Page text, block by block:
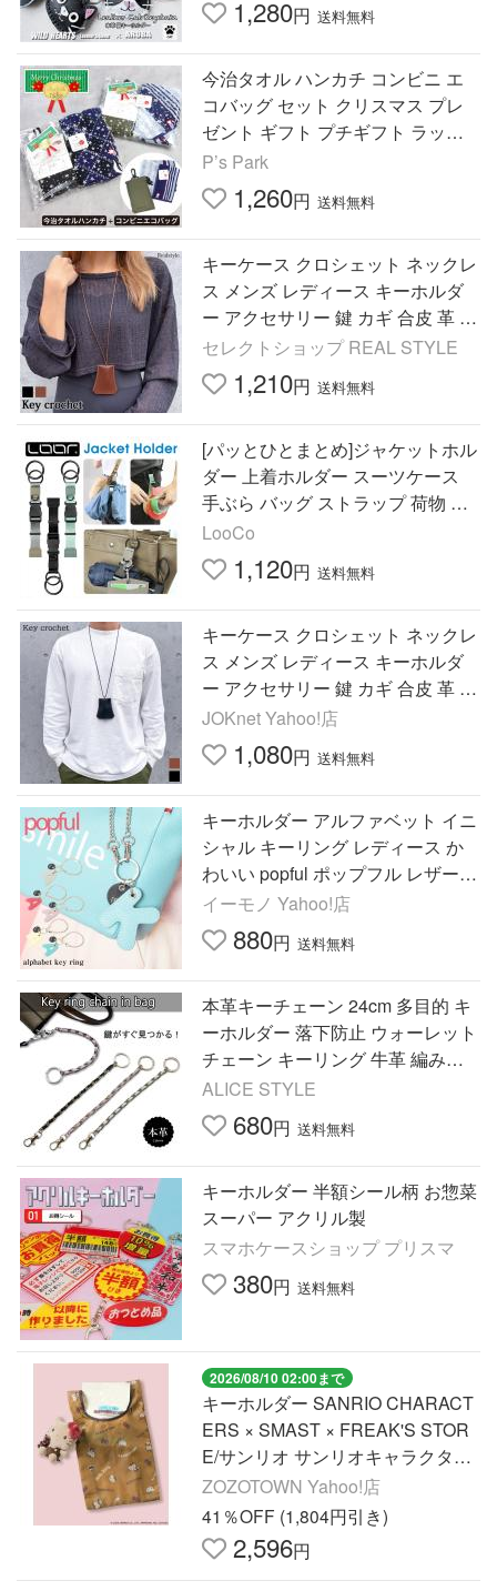
1,280円 送料無料
今治タオル ハンカチ コンビニ エ
コバッグ セット クリスマス プレ
ゼント ギフト プチギフト ラッピ
ング無料 パーティー イベント レ
ディース メンズ
P’s Park
1,260円 送料無料
キーケース クロシェット ネックレ
ス メンズ レディース キーホルダ
ー アクセサリー 鍵 カギ 合皮 革 フ
ェイクレザー チャーム おしゃれ
セレクトショップ REAL STYLE
1,210円 送料無料
[パッとひとまとめ]ジャケットホル
ダー 上着ホルダー スーツケース
手ぶら バッグ ストラップ 荷物 ひ
とまとめ マフラー ストール お土
産 タオル スーツケース
LooCo
1,120円 送料無料
キーケース クロシェット ネックレ
ス メンズ レディース キーホルダ
ー アクセサリー 鍵 カギ 合皮 革 フ
ェイクレザー チャーム おしゃれ
JOKnet Yahoo!店
1,080円 送料無料
キーホルダー アルファベット イニ
シャル キーリング レディース か
わいい popful ポップフル レザー
本革 LWG 母の日 ギフト プレゼン
ト Tポイント消化
イーモノ Yahoo!店
880円 送料無料
本革キーチェーン 24cm 多目的 キ
ーホルダー 落下防止 ウォーレット
チェーン キーリング 牛革 編み込
み ダブルチェーン 二重リング
ALICE STYLE
680円 送料無料
キーホルダー 半額シール柄 お惣菜
スーパー アクリル製
スマホケースショップ プリスマ
380円 送料無料
2026/08/10 02:00まで
キーホルダー SANRIO CHARACT
ERS × SMAST × FREAK'S STOR
E/サンリオ サンリオキャラクター
ズ エコバッグ入り ぬいぐるみチャ
ーム
ZOZOTOWN Yahoo!店
41％OFF (1,804円引き)
2,596円